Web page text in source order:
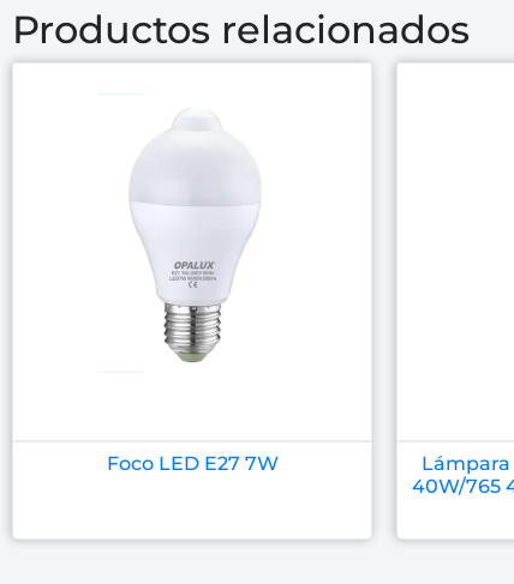
Productos relacionados
Foco LED E27 7W
Lámpara
40W/765